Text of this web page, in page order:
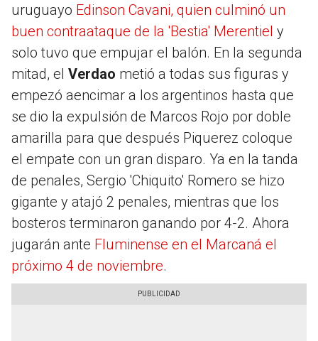
uruguayo Edinson Cavani, quien culminó un
buen contraataque de la 'Bestia' Merentiel y
solo tuvo que empujar el balón. En la segunda
mitad, el Verdao metió a todas sus figuras y
empezó aencimar a los argentinos hasta que
se dio la expulsión de Marcos Rojo por doble
amarilla para que después Piquerez coloque
el empate con un gran disparo. Ya en la tanda
de penales, Sergio 'Chiquito' Romero se hizo
gigante y atajó 2 penales, mientras que los
bosteros terminaron ganando por 4-2. Ahora
jugarán ante Fluminense en el Marcaná el
próximo 4 de noviembre.